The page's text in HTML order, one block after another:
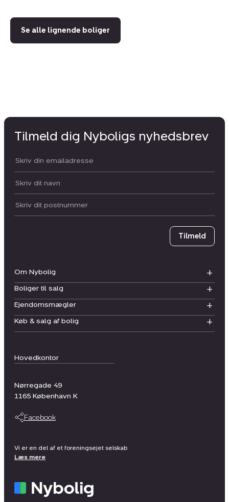
Se alle lignende boliger
Hovedkontor
Nørregade 49
1165 København K
Facebook
Om Nybolig
Boliger til salg
Ejendomsmægler
Køb & salg af bolig
Tilmeld dig Nyboligs nyhedsbrev
Din email:
Dit navn:
Postnummer
Tilmeld
Vi er en del af et foreningsejet selskab
Læs mere